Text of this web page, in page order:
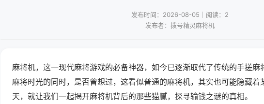
发布时间：2026-08-05｜阅读：2
发布者：拨号精灵麻将机
麻将机，这一现代麻将游戏的必备神器，如今已逐渐取代了传统的手搓麻
麻将时光的同时，是否曾想过，这看似普通的麻将机，其实也可能隐藏着
天，就让我们一起揭开麻将机背后的那些猫腻，探寻输钱之谜的真相。